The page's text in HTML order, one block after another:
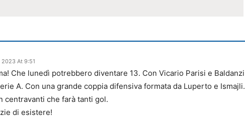
2023 At 9:51
Che lunedì potrebbero diventare 13. Con Vicario Parisi e Baldanzi
A. Con una grande coppia difensiva formata da Luperto e Ismajli.
centravanti che farà tanti gol.
di esistere!